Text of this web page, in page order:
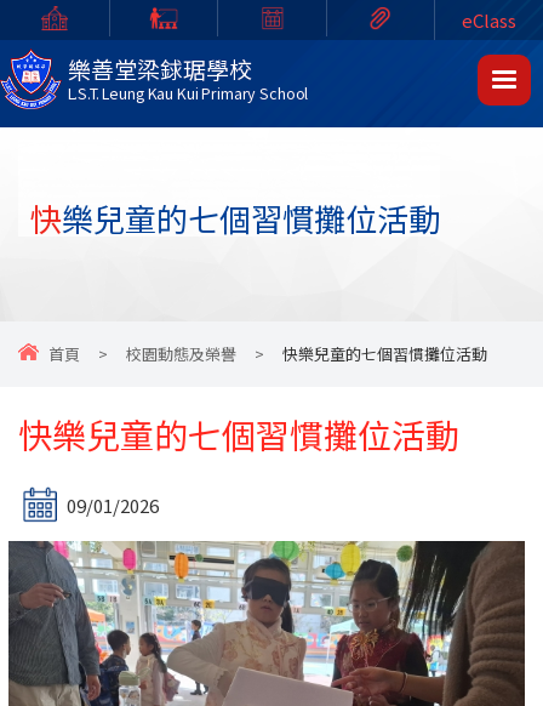
樂善堂梁銶琚學校
L.S.T. Leung Kau Kui Primary School
eClass
快樂兒童的七個習慣攤位活動
首頁 > 校園動態及榮譽 > 快樂兒童的七個習慣攤位活動
快樂兒童的七個習慣攤位活動
09/01/2026